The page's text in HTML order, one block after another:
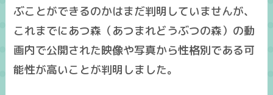
ぶことができるのかはまだ判明していませんが、
これまでにあつ森（あつまれどうぶつの森）の動
画内で公開された映像や写真から性格別である可
能性が高いことが判明しました。